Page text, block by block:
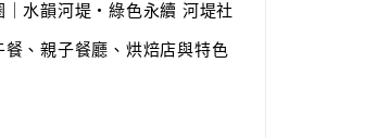
｜水韻河堤‧綠色永續 河堤社
餐、親子餐廳、烘焙店與特色